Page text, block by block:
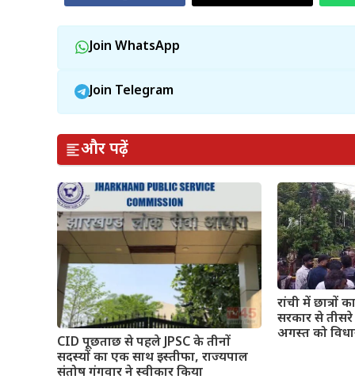
Join WhatsApp
Join Telegram
और पढ़ें
CID पूछताछ से पहले JPSC के तीनों
सदस्यों का एक साथ इस्तीफा, राज्यपाल
संतोष गंगवार ने स्वीकार किया
रांची में छात्रों
सरकार से तीसरे
अगस्त को